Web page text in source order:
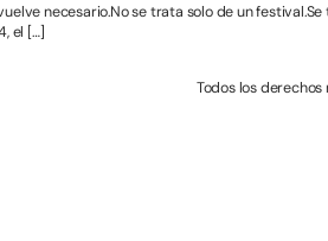
necesario.No se trata solo de un
el […]
Todos los